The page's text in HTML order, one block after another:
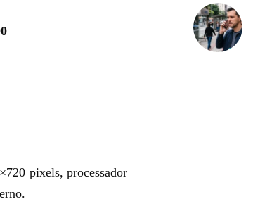
pixels, processador